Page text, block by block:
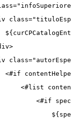
<#if
<#list
<#if